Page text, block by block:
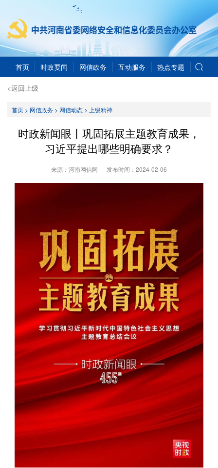
首页 时政要闻 网信政务 互动服务 热点专题
<返回上级
首页> 网信政务> 网信动态> 上级精神
时政新闻眼丨巩固拓展主题教育成果，
习近平提出哪些明确要求？
来源：河南网信网 发布时间： 2024-02-06